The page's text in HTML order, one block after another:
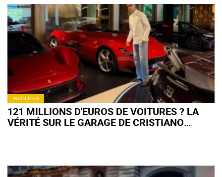
INSOLITES
121 MILLIONS D'EUROS DE VOITURES ? LA
VÉRITÉ SUR LE GARAGE DE CRISTIANO